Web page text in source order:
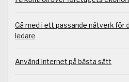
Gå med i ett passande nätverk för
ledare
Använd Internet på bästa sätt